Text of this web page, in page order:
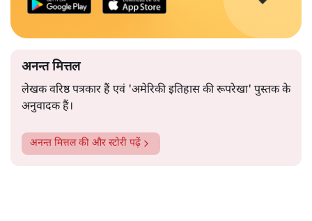
अनन्त मित्तल
लेखक वरिष्ठ पत्रकार हैं एवं 'अमेरिकी इतिहास की रूपरेखा' पुस्तक के
अनुवादक हैं।
अनन्त मित्तलकी और स्टोरी पढ़ें